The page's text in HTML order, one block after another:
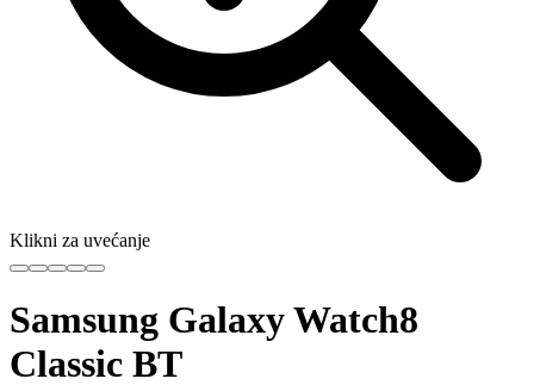
Klikni za uvećanje
Samsung Galaxy Watch8
Classic BT